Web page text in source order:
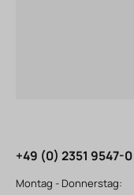
+49 (0) 2351 9547-0
Montag - Donnerstag: